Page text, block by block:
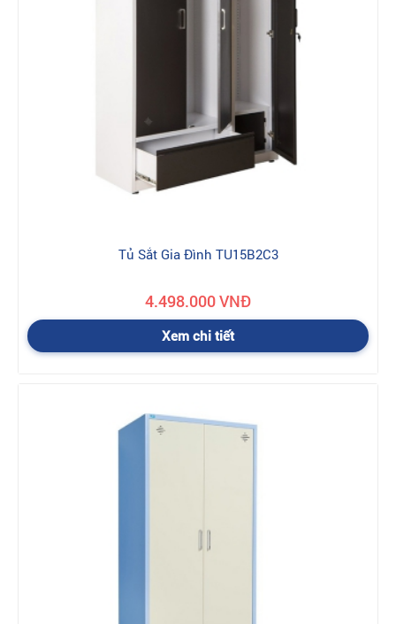
Tủ Sắt Gia Đình TU15B2C3
4.498.000 VNĐ
Xem chi tiết